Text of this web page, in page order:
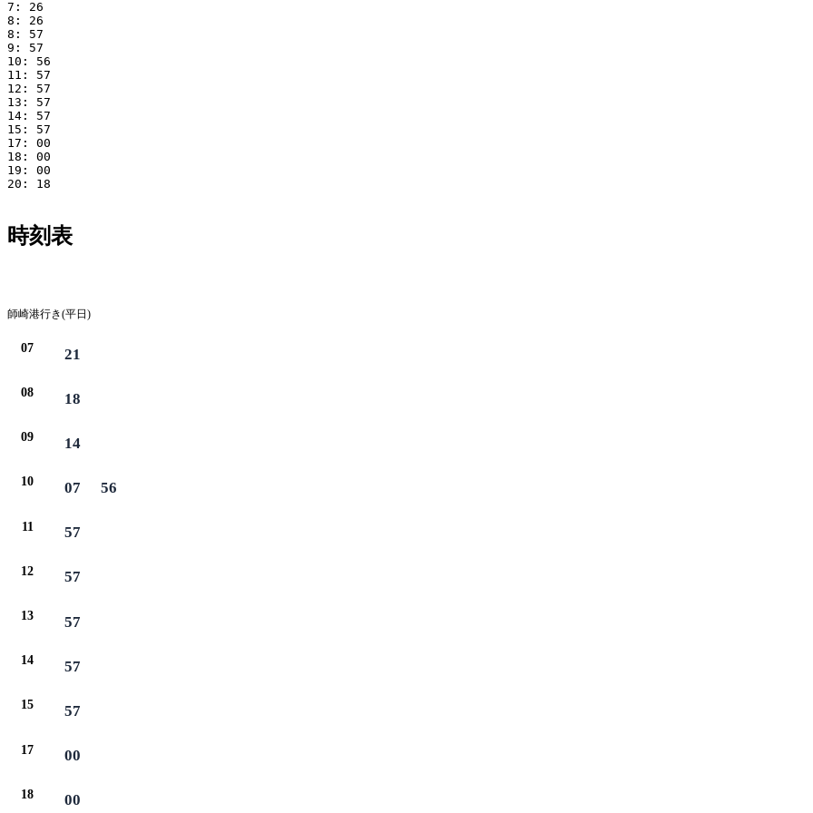
7: 26
8: 26
8: 57
9: 57
10: 56
11: 57
12: 57
13: 57
14: 57
15: 57
17: 00
18: 00
19: 00
20: 18
時刻表
師崎港行き(平日)
07 21
08 18
09 14
10 07 56
11 57
12 57
13 57
14 57
15 57
17 00
18 00